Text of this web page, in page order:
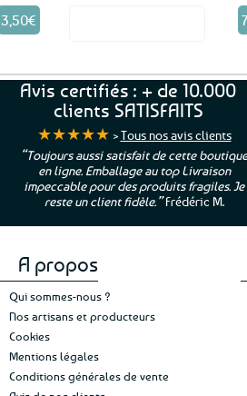
3,50€
Avis certifiés : + de 10.000
clients SATISFAITS
★★★★★ >Tous nos avis clients
“Toujours aussi satisfait de cette boutique
en ligne. Emballage au top Livraison
impeccable pour des produits fragiles. Je
reste un client fidèle.”Frédéric M.
A propos
Qui sommes-nous ?
Nos artisans et producteurs
Cookies
Mentions légales
Conditions générales de vente